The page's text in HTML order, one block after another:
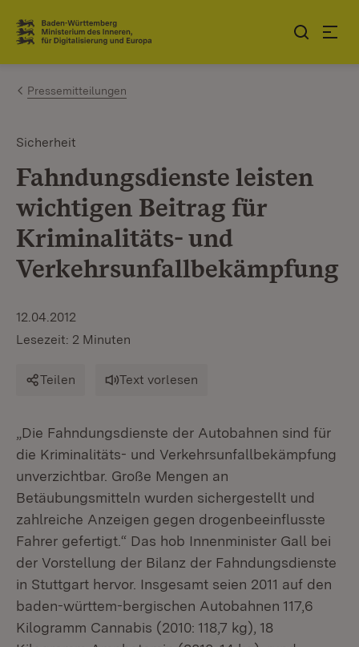
Zum Inhalt springen
Link zur Startseite
Pressemitteilungen
Sicherheit
Fahndungsdienste leisten
wichtigen Beitrag für
Kriminalitäts- und
Verkehrsunfallbekämpfung
12.04.2012
Lesezeit: 2 Minuten
Teilen Text vorlesen
„Die Fahndungsdienste der Autobahnen sind für
die Kriminalitäts- und Verkehrsunfallbekämpfung
unverzichtbar. Große Mengen an
Betäubungsmitteln wurden sichergestellt und
zahlreiche Anzeigen gegen drogenbeeinflusste
Fahrer gefertigt.“ Das hob Innenminister Gall bei
der Vorstellung der Bilanz der Fahndungsdienste
in Stuttgart hervor. Insgesamt seien 2011 auf den
baden-württem-bergischen Autobahnen 117,6
Kilogramm Cannabis (2010: 118,7 kg), 18